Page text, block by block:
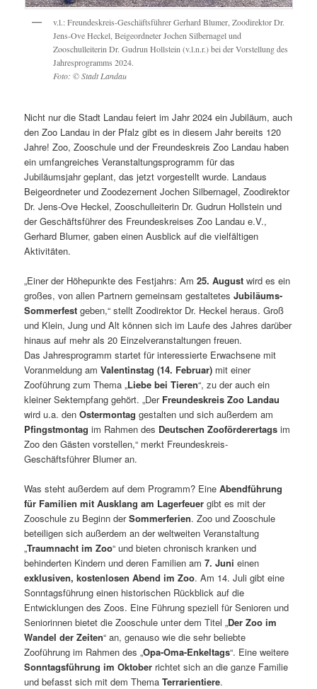
v.l.: Freundeskreis-Geschäftsführer Gerhard Blumer, Zoodirektor Dr.
Jens-Ove Heckel, Beigeordneter Jochen Silbernagel und
Zooschulleiterin Dr. Gudrun Hollstein (v.l.n.r.) bei der Vorstellung des
Jahresprogramms 2024.
Foto: © Stadt Landau
Nicht nur die Stadt Landau feiert im Jahr 2024 ein Jubiläum, auch
den Zoo Landau in der Pfalz gibt es in diesem Jahr bereits 120
Jahre! Zoo, Zooschule und der Freundeskreis Zoo Landau haben
ein umfangreiches Veranstaltungsprogramm für das
Jubiläumsjahr geplant, das jetzt vorgestellt wurde. Landaus
Beigeordneter und Zoodezernent Jochen Silbernagel, Zoodirektor
Dr. Jens-Ove Heckel, Zooschulleiterin Dr. Gudrun Hollstein und
der Geschäftsführer des Freundeskreises Zoo Landau e.V.,
Gerhard Blumer, gaben einen Ausblick auf die vielfältigen
Aktivitäten.
„Einer der Höhepunkte des Festjahrs: Am25. August wird es ein
großes, von allen Partnern gemeinsam gestaltetesJubiläums-
Sommerfest geben,“ stellt Zoodirektor Dr. Heckel heraus. Groß
und Klein, Jung und Alt können sich im Laufe des Jahres darüber
hinaus auf mehr als 20 Einzelveranstaltungen freuen.
Das Jahresprogramm startet für interessierte Erwachsene mit
Voranmeldung amValentinstag (14. Februar) mit einer
Zooführung zum Thema „Liebe bei Tieren“, zu der auch ein
kleiner Sektempfang gehört. „Der Freundeskreis Zoo Landau
wird u.a. denOstermontaggestalten und sich außerdem am
Pfingstmontagim Rahmen des Deutschen Zooförderertags im
Zoo den Gästen vorstellen,“ merkt Freundeskreis-
Geschäftsführer Blumer an.
Was steht außerdem auf dem Programm? EineAbendführung
für Familien mit Ausklang am Lagerfeuer gibt es mit der
Zooschule zu Beginn derSommerferien. Zoo und Zooschule
beteiligen sich außerdem an der weltweiten Veranstaltung
„Traumnacht im Zoo“ und bieten chronisch kranken und
behinderten Kindern und deren Familien am7. Juni einen
exklusiven, kostenlosen Abend im Zoo. Am 14. Juli gibt eine
Sonntagsführung einen historischen Rückblick auf die
Entwicklungen des Zoos. Eine Führung speziell für Senioren und
Seniorinnen bietet die Zooschule unter dem Titel „Der Zoo im
Wandel der Zeiten“ an, genauso wie die sehr beliebte
Zooführung im Rahmen des „Opa-Oma-Enkeltags“. Eine weitere
Sonntagsführung im Oktober richtet sich an die ganze Familie
und befasst sich mit dem ThemaTerrarientiere.